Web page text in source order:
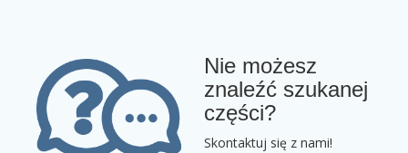
Nie możesz
znaleźć szukanej
części?
Skontaktuj się z nami!